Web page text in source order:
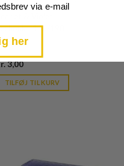
- 156/198
3,00Current
is:
kr. 39,95.
TILFØJ TIL KURV
via e-mail
her